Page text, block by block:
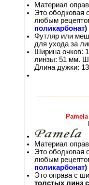
Материал
Это ободковая
любым
поликарбонат)
Футляр или
для ухода за
Ширина очков:
линзы: 51 мм.
Длина дужки:
Материал
Это ободковая
любым
поликарбонат)
Это оправа с
толстых линз